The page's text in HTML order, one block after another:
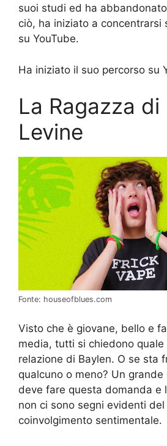
suoi studi ed ha abbandonato
ciò, ha iniziato a concentrarsi
su YouTube.
Ha iniziato il suo percorso su
La Ragazza di
Levine
Fonte: houseofblues.com
Visto che è giovane, bello e
media, tutti si chiedono
relazione di Baylen. O se sta
qualcuno o meno? Un
deve fare questa domanda e
non ci sono segni evidenti del
coinvolgimento sentimentale.